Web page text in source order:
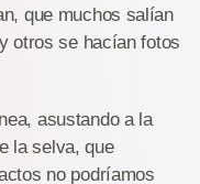
que muchos salían
otros se hacían fotos
asustando a la
la selva, que
no podríamos